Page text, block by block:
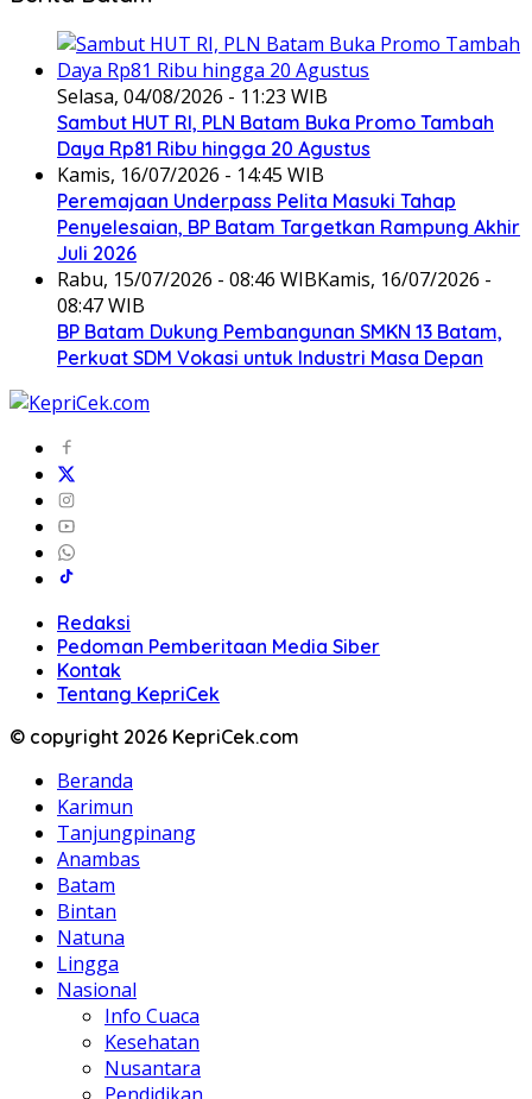
Selasa, 04/08/2026 - 11:23 WIB
Sambut HUT RI, PLN Batam Buka Promo Tambah
Daya Rp81 Ribu hingga 20 Agustus
Kamis, 16/07/2026 - 14:45 WIB
Peremajaan Underpass Pelita Masuki Tahap
Penyelesaian, BP Batam Targetkan Rampung Akhir
Juli 2026
Rabu, 15/07/2026 - 08:46 WIBKamis, 16/07/2026 -
08:47 WIB
BP Batam Dukung Pembangunan SMKN 13 Batam,
Perkuat SDM Vokasi untuk Industri Masa Depan
Redaksi
Pedoman Pemberitaan Media Siber
Kontak
Tentang KepriCek
© copyright 2026 KepriCek.com
Beranda
Karimun
Tanjungpinang
Anambas
Batam
Bintan
Natuna
Lingga
Nasional
Info Cuaca
Kesehatan
Nusantara